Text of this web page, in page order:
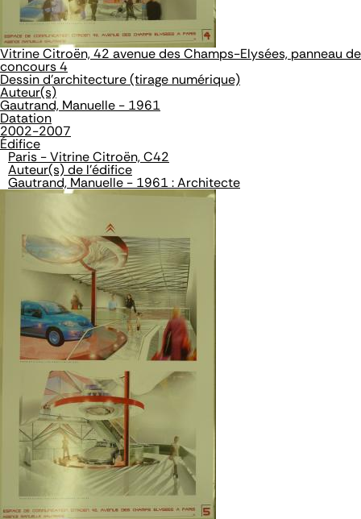
Vitrine Citroën, 42 avenue des Champs-Elysées, panneau de
concours 4
Dessin d'architecture (tirage numérique)
Auteur(s)
Gautrand, Manuelle - 1961
Datation
2002-2007
Édifice
Paris - Vitrine Citroën, C42
Auteur(s) de l'édifice
Gautrand, Manuelle - 1961 : Architecte